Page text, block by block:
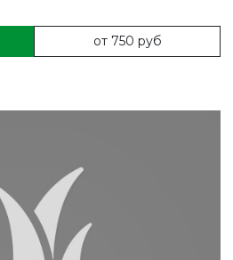
от 750 руб